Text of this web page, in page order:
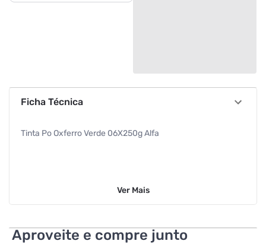
Ficha Técnica
Tinta Po Oxferro Verde 06X250g Alfa
Ver Mais
Aproveite e compre junto